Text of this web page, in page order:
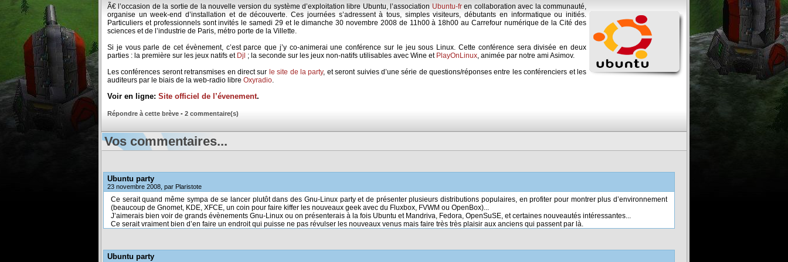
Ã€ l’occasion de la sortie de la nouvelle version du système d’exploitation libre Ubuntu, l’association Ubuntu-fren collaboration avec la communauté,
organise un week-end d’installation et de découverte. Ces journées s’adressent à tous, simples visiteurs, débutants en informatique ou initiés.
Particuliers et professionnels sont invités le samedi 29 et le dimanche 30 novembre 2008 de 11h00 à 18h00 au Carrefour numérique de la Cité des
sciences et de l’industrie de Paris, métro porte de la Villette.
Si je vous parle de cet évènement, c’est parce que j’y co-animerai une conférence sur le jeu sous Linux. Cette conférence sera divisée en deux
parties : la première sur les jeux natifs et Djl ; la seconde sur les jeux non-natifs utilisables avec Wine et PlayOnLinux, animée par notre ami Asimov.
Les conférences seront retransmises en direct sur le site de la party, et seront suivies d’une série de questions/réponses entre les conférenciers et les
auditeurs par le biais de la web-radio libre Oxyradio.
Voir en ligne: Site officiel de l’évenement.
Répondre à cette brève - 2 commentaire(s)
Vos commentaires...
Ubuntu party
23 novembre 2008, par Plaristote
Ce serait quand même sympa de se lancer plutôt dans des Gnu-Linux party et de présenter plusieurs distributions populaires, en profiter pour montrer plus d’environnement
(beaucoup de Gnomet, KDE, XFCE, un coin pour faire kiffer les nouveaux geek avec du Fluxbox, FVWM ou OpenBox)...
J’aimerais bien voir de grands évènements Gnu-Linux ou on présenterais à la fois Ubuntu et Mandriva, Fedora, OpenSuSE, et certaines nouveautés intéressantes...
Ce serait vraiment bien d’en faire un endroit qui puisse ne pas révulser les nouveaux venus mais faire très très plaisir aux anciens qui passent par là.
Ubuntu party